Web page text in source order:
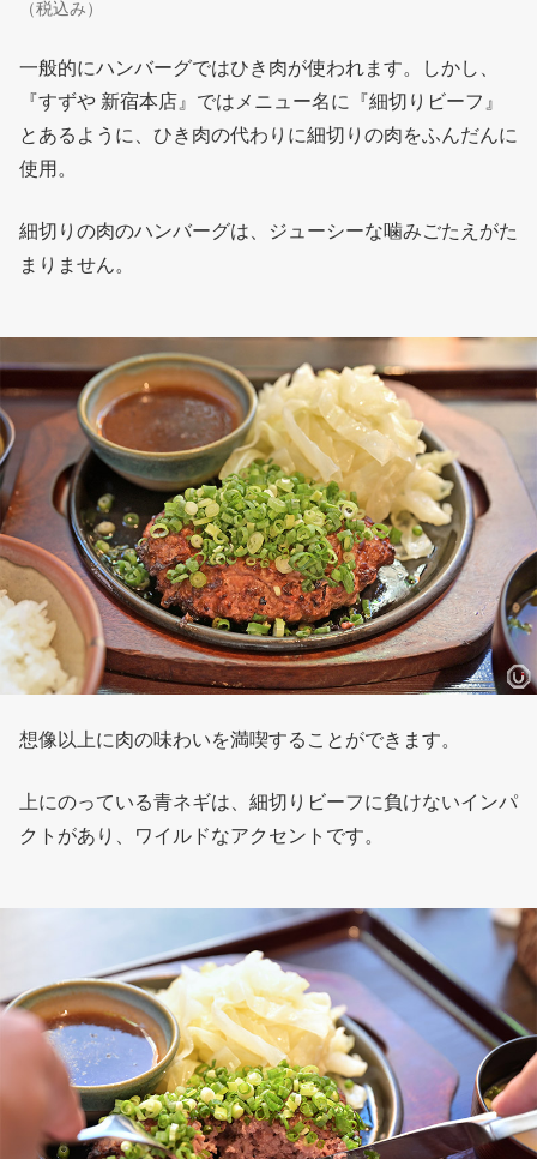
（税込み）
一般的にハンバーグではひき肉が使われます。しかし、
『すずや 新宿本店』ではメニュー名に『細切りビーフ』
とあるように、ひき肉の代わりに細切りの肉をふんだんに
使用。
細切りの肉のハンバーグは、ジューシーな噛みごたえがた
まりません。
想像以上に肉の味わいを満喫することができます。
上にのっている青ネギは、細切りビーフに負けないインパ
クトがあり、ワイルドなアクセントです。